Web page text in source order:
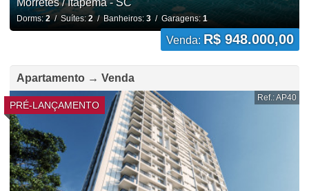
Morretes / Itapema - SC
Dorms: 2/ Suítes: 2/ Banheiros: 3/ Garagens: 1
Venda: R$ 948.000,00
Apartamento → Venda
PRÉ-LANÇAMENTO
Ref.: AP40